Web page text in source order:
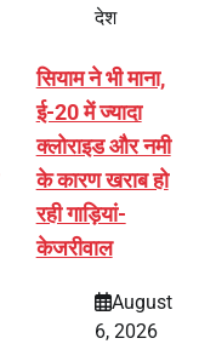
देश
सियाम ने भी माना,
ई-20 में ज्यादा
क्लोराइड और नमी
के कारण खराब हो
रही गाड़ियां-
केजरीवाल
August
6, 2026